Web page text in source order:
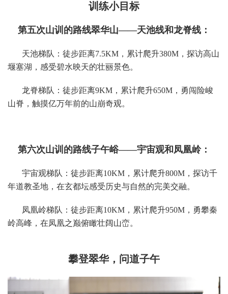
训练小目标
第五次山训的路线翠华山——天池线和龙脊线：
天池梯队：徒步距离7.5KM，累计爬升380M，探访高山
堰塞湖，感受碧水映天的壮丽景色。
龙脊梯队：徒步距离9KM，累计爬升650M，勇闯险峻
山脊，触摸亿万年前的山崩奇观。
第六次山训的路线子午峪——宇宙观和凤凰岭：
宇宙观梯队：徒步距离10KM，累计爬升800M，探访千
年道教圣地，在玄都坛感受历史与自然的完美交融。
凤凰岭梯队：徒步距离10KM，累计爬升950M，勇攀秦
岭高峰，在凤凰之巅俯瞰壮阔山峦。
攀登翠华，问道子午